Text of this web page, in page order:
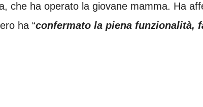
che ha operato la giovane mamma. Ha
ha “confermato la piena funzionalità,